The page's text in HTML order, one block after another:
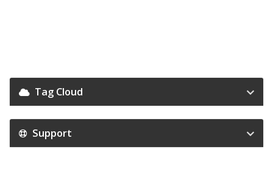
Tag Cloud
Support